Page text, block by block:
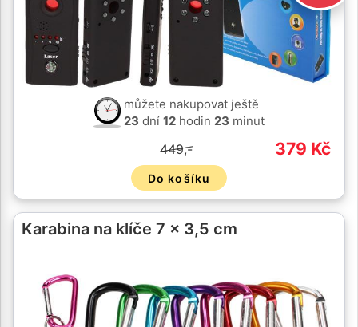
můžete nakupovat ještě
23 dní 12 hodin 23 minut
379 Kč
449,-
Do košíku
Karabina na klíče 7 x 3,5 cm